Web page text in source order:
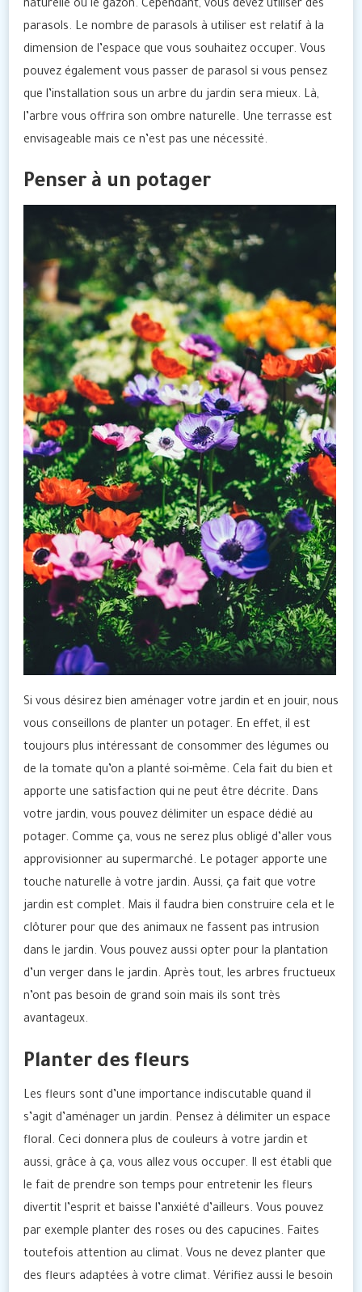
naturelle ou le gazon. Cependant, vous devez utiliser des
parasols. Le nombre de parasols à utiliser est relatif à la
dimension de l’espace que vous souhaitez occuper. Vous
pouvez également vous passer de parasol si vous pensez
que l’installation sous un arbre du jardin sera mieux. Là,
l’arbre vous offrira son ombre naturelle. Une terrasse est
envisageable mais ce n’est pas une nécessité.
Penser à un potager
Si vous désirez bien aménager votre jardin et en jouir, nous
vous conseillons de planter un potager. En effet, il est
toujours plus intéressant de consommer des légumes ou
de la tomate qu’on a planté soi-même. Cela fait du bien et
apporte une satisfaction qui ne peut être décrite. Dans
votre jardin, vous pouvez délimiter un espace dédié au
potager. Comme ça, vous ne serez plus obligé d’aller vous
approvisionner au supermarché. Le potager apporte une
touche naturelle à votre jardin. Aussi, ça fait que votre
jardin est complet. Mais il faudra bien construire cela et le
clôturer pour que des animaux ne fassent pas intrusion
dans le jardin. Vous pouvez aussi opter pour la plantation
d’un verger dans le jardin. Après tout, les arbres fructueux
n’ont pas besoin de grand soin mais ils sont très
avantageux.
Planter des fleurs
Les fleurs sont d’une importance indiscutable quand il
s’agit d’aménager un jardin. Pensez à délimiter un espace
floral. Ceci donnera plus de couleurs à votre jardin et
aussi, grâce à ça, vous allez vous occuper. Il est établi que
le fait de prendre son temps pour entretenir les fleurs
divertit l’esprit et baisse l’anxiété d’ailleurs. Vous pouvez
par exemple planter des roses ou des capucines. Faites
toutefois attention au climat. Vous ne devez planter que
des fleurs adaptées à votre climat. Vérifiez aussi le besoin